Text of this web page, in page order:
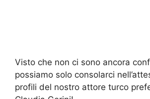
Visto che non ci sono ancora
possiamo solo consolarci
profili del nostro attore turco